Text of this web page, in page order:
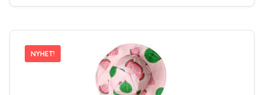
NYHET!
NYHET!